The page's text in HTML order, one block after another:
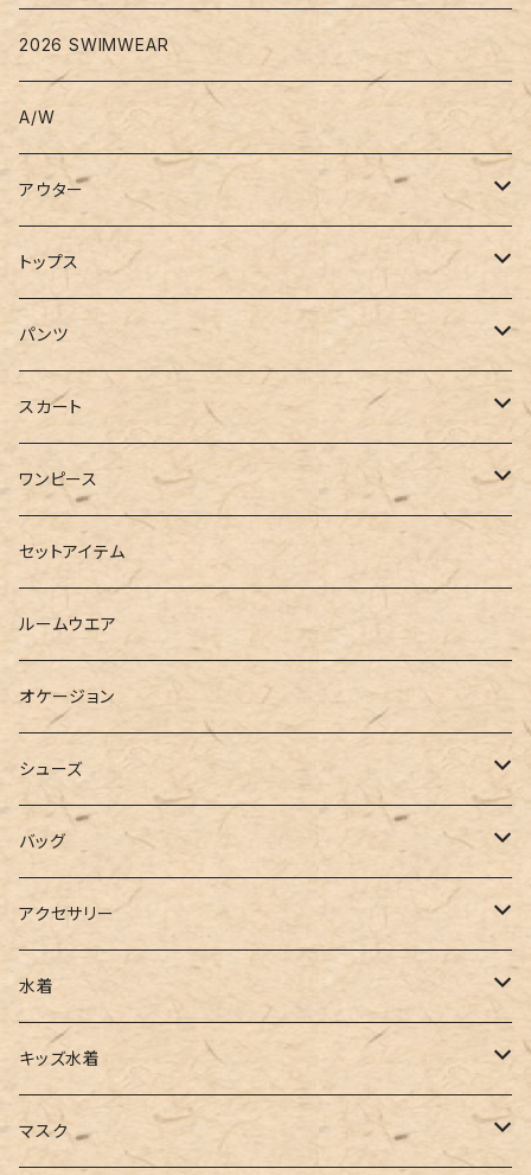
2026 SWIMWEAR
A/W
アウター
コート
ジャケット
ブルゾン
ロングシャツ
ダウンジャケット
ベスト
トップス
Tシャツ
カットソー
半袖
スウェット・パーカー
ニット
シャツ
ブラウス
カーディガン
ポロシャツ
ベスト
チュニック
タンクトップ
キャミソール
パンツ
デニム
スキニー
ショートパンツ
ハーフパンツ
スウェット
ジャージ
スラックス
ワイドパンツ
カーゴパンツ
サロペット
ガウチョ
スカート
ロング
ミニ
その他
ワンピース
シャツワンピース
スウェットワンピース
パーカーワンピース
ニットワンピース
キャミワンピース
サロペット
オールインワン
セットアイテム
ルームウエア
オケージョン
シューズ
ブーツ
パンプス
サンダル
スニーカー
フラットシューズ
バッグ
トートバッグ
ショルダー
バックパック
カゴバッグ
アクセサリー
その他
水着
ワンピース
ビキニ
キッズ水着
女の子
マスク